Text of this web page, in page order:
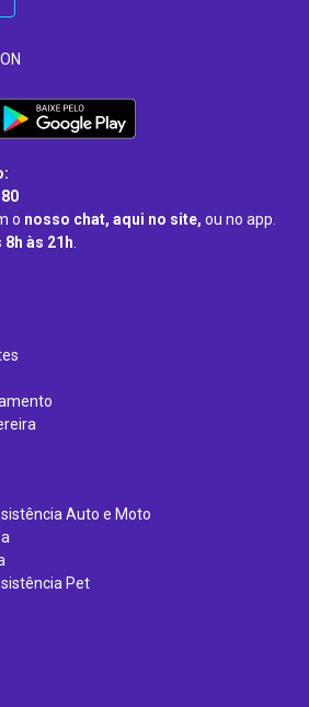
o nosso chat, aqui no site, ou no app.
às 21h.
Auto e Moto
Pet